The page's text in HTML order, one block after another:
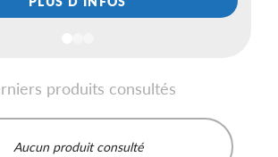
produits consultés
Aucun produit consulté